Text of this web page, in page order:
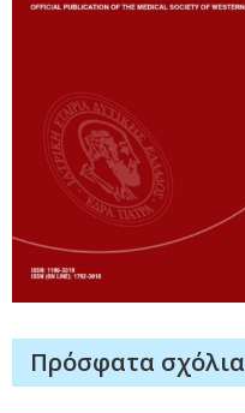
Πρόσφατα σχόλια